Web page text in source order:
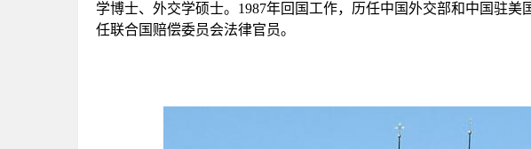
学博士、外交学硕士。1987年回国工作，历任中国外交部和中国驻美
任联合国赔偿委员会法律官员。